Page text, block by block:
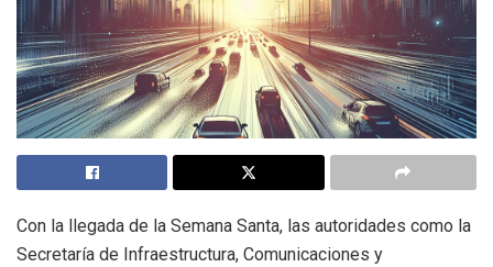
Con la llegada de la Semana Santa, las autoridades como la
Secretaría de Infraestructura, Comunicaciones y